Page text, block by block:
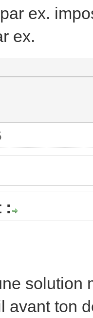
ex.
ex.
:
solution
avant ton